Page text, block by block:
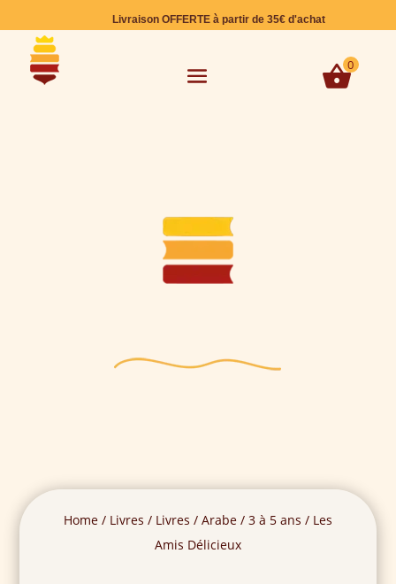
Livraison OFFERTE à partir de 35€ d'achat
0
Home/ Livres / Livres / Arabe/ 3 à 5 ans / Les
Amis Délicieux